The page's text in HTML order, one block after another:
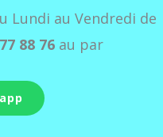
Lundi au Vendredi de
88 76 au par